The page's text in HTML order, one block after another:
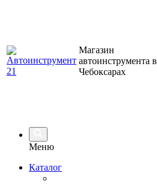
Магазин
автоинструмента в
Чебоксарах
Меню
Каталог